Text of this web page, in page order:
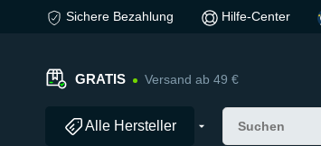
Sichere Bezahlung Hilfe-Center
GRATIS Versand ab 49 €
Alle Hersteller